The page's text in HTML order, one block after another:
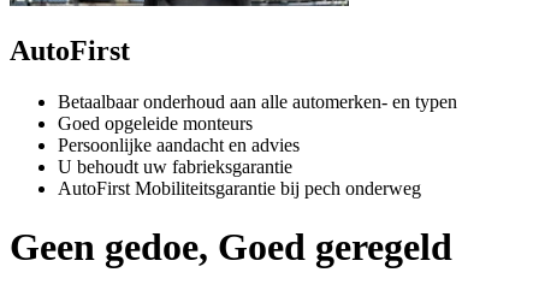
AutoFirst
Betaalbaar onderhoud aan alle automerken- en typen
Goed opgeleide monteurs
Persoonlijke aandacht en advies
U behoudt uw fabrieksgarantie
AutoFirst Mobiliteitsgarantie bij pech onderweg
Geen gedoe, Goed geregeld